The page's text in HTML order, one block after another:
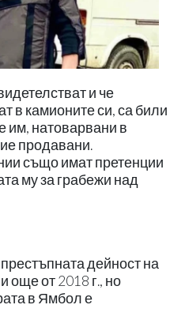
и че
в камионите си, са били
им, натоварвани в
продавани.
също имат претенции
му за грабежи над
дейност на
още от 2018 г., но
в Ямбол е